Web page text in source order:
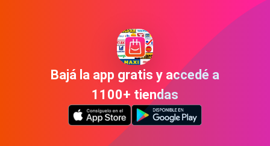
Bajá la app gratis y accedé a
1100+ tiendas